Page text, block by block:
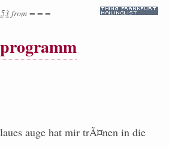
from = = =
auge hat mir trÃ¤nen in die